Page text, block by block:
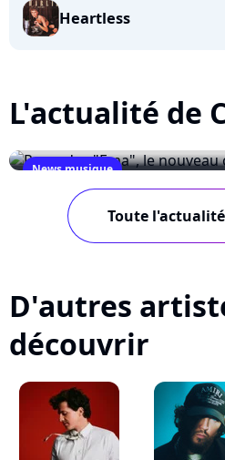
Heartless
L'actualité de
News musique
Regardez "Ema", le
October 6, 2009 Toute
D'autres
découvrir